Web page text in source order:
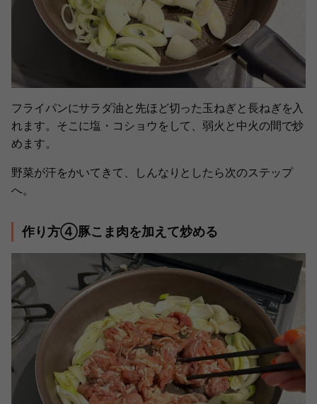
フライパンにサラダ油と先ほど切った玉ねぎと長ねぎを入
れます。そこに塩・コショウをして、弱火と中火の間で炒
めます。
野菜が汗をかいてきて、しんなりとしたら次のステップ
へ。
作り方④豚こま肉を加えて炒める